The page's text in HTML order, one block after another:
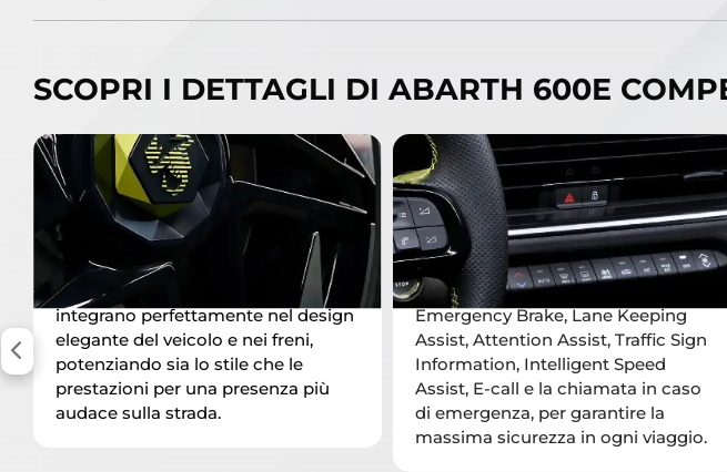
SCOPRI I DETTAGLI DI ABARTH 600E
CERCHI IN LEGA DA 20”
I cerchi in lega da 20? presentano
linee taglienti e robuste, ispirate alle
iconiche chele dello scorpione. Con
i loro coprimozzi distintivi, si
integrano perfettamente nel design
elegante del veicolo e nei freni,
potenziando sia lo stile che le
prestazioni per una presenza più
audace sulla strada.
SISTEMI DI SICUREZZA
Non c’è performance senza
sicurezza. La nuova Abarth è dotata
di avanzati sistemi di assistenza alla
guida (ADAS): Autonomous
Emergency Brake, Lane Keeping
Assist, Attention Assist, Traffic Sign
Information, Intelligent Speed
Assist, E-call e la chiamata in caso
di emergenza, per garantire la
massima sicurezza in ogni viaggio.